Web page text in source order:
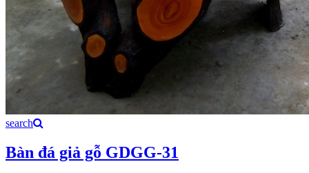
search
Bàn đá giả gỗ GDGG-31